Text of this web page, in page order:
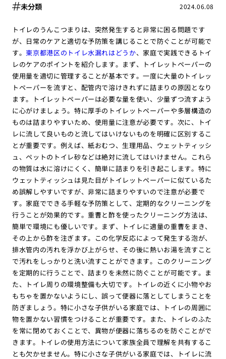
2024.06.08
未分類
トイレのうんこつまりは、突然発生すると非常に困る問題です
が、日常のケアと適切な予防策を講じることで防ぐことが可能で
す。東京都港区のトイレ水漏れはどうか、家庭で実践できるトイ
レのケアのポイントを紹介します。まず、トイレットペーパーの
使用量を適切に管理することが基本です。一度に大量のトイレッ
トペーパーを流すと、配管内で溶けきれずに詰まりの原因となり
ます。トイレットペーパーは必要な量を使い、少量ずつ流すよう
に心がけましょう。特に厚手のトイレットペーパーや多層構造の
ものは詰まりやすいため、使用量に注意が必要です。次に、トイ
レに流して良いものと流してはいけないものを明確に区別するこ
とが重要です。例えば、紙おむつ、生理用品、ウェットティッシ
ュ、ペットのトイレ砂などは絶対に流してはいけません。これら
の物質は水に溶けにくく、簡単に詰まりを引き起こします。特に
ウェットティッシュは見た目がトイレットペーパーに似ているた
め誤解しやすいですが、非常に詰まりやすいので注意が必要で
す。家庭でできる手軽な予防策として、定期的なクリーニングを
行うことが効果的です。重曹と酢を使ったクリーニング方法は、
簡単で環境にも優しいです。まず、トイレに適量の重曹をまき、
その上から酢を注ぎます。この化学反応によって発生する泡が、
排水管内の汚れを浮かび上がらせ、その後に熱いお湯を流すこと
で汚れをしっかりと洗い流すことができます。このクリーニング
を定期的に行うことで、詰まりを未然に防ぐことが可能です。ま
た、トイレ周りの環境整備も大切です。トイレの近くに小物やお
もちゃを置かないようにし、誤って便器に落としてしまうことを
防ぎましょう。特に小さな子供がいる家庭では、トイレの周囲に
物を置かない習慣をつけることが重要です。また、トイレのふた
を常に閉めておくことで、異物が便器に落ちるのを防ぐことがで
きます。トイレの使用方法について家族全員で理解を共有するこ
とも欠かせません。特に小さな子供がいる家庭では、トイレに流